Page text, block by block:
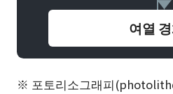
여열
포토리소그래피